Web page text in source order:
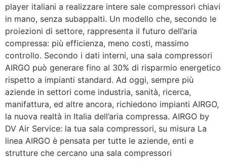
player italiani a realizzare intere sale compressori chiavi
in mano, senza subappalti. Un modello che, secondo le
proiezioni di settore, rappresenta il futuro dell’aria
compressa: più efficienza, meno costi, massimo
controllo. Secondo i dati interni, una sala compressori
AIRGO può generare fino al 30% di risparmio energetico
rispetto a impianti standard. Ad oggi, sempre più
aziende in settori come industria, sanità, ricerca,
manifattura, ed altre ancora, richiedono impianti AIRGO,
la nuova realtà in Italia dell’aria compressa. AIRGO by
DV Air Service: la tua sala compressori, su misura La
linea AIRGO è pensata per tutte le aziende, enti e
strutture che cercano una sala compressori